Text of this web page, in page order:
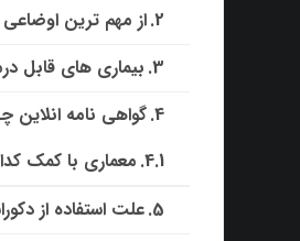
از مهم ترین
بیماری های قابل
گواهی نامه
معماری با کمک
علت استفاده از